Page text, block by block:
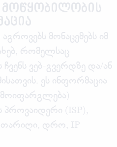
მოწყობილობის
მონაცემებს იმ
რომელსაც
ვებ-გვერდზე და/ან
ეს ინფორმაცია
პროვაიდერი (ISP),
თარიღი, დრო, IP